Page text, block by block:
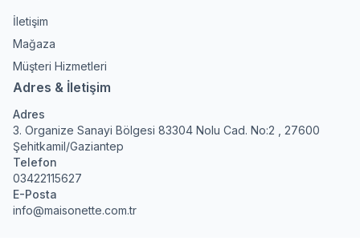
İletişim
Mağaza
Müşteri Hizmetleri
Adres & İletişim
Adres
3. Organize Sanayi Bölgesi 83304 Nolu Cad. No:2 , 27600
Şehitkamil/Gaziantep
Telefon
03422115627
E-Posta
info@maisonette.com.tr